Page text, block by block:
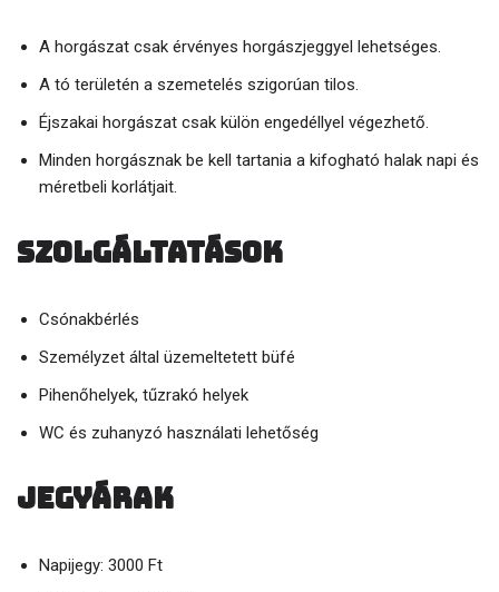
A horgászat csak érvényes horgászjeggyel lehetséges.
A tó területén a szemetelés szigorúan tilos.
Éjszakai horgászat csak külön engedéllyel végezhető.
Minden horgásznak be kell tartania a kifogható halak napi és
méretbeli korlátjait.
Szolgáltatások
Csónakbérlés
Személyzet által üzemeltetett büfé
Pihenőhelyek, tűzrakó helyek
WC és zuhanyzó használati lehetőség
Jegyárak
Napijegy: 3000 Ft